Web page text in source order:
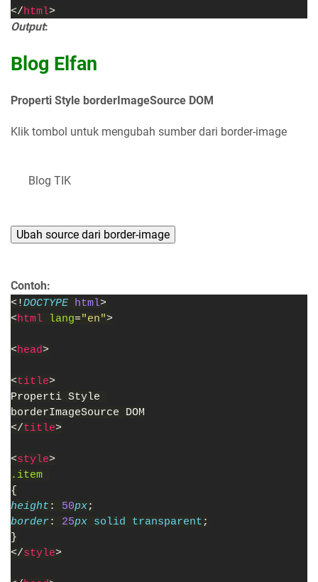
</html>
Output:
Blog Elfan
Properti Style borderImageSource DOM
Klik tombol untuk mengubah sumber dari border-image
Blog TIK
Ubah source dari border-image
Contoh:
<!DOCTYPE html>
<html lang="en">
<head>
<title>
Properti Style
borderImageSource DOM
</title>
<style>
.item
{
height : 50px;
border: 25px solid transparent ;
}
</style>